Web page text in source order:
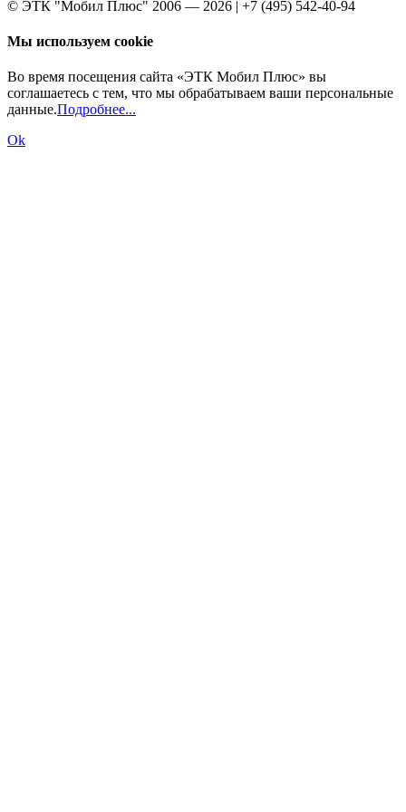
© ЭТК "Мобил Плюс" 2006 — 2026 | +7 (495) 542-40-94
Мы используем cookie
Во время посещения сайта «ЭТК Мобил Плюс» вы
соглашаетесь с тем, что мы обрабатываем ваши персональные
данные.Подробнее...
Ok